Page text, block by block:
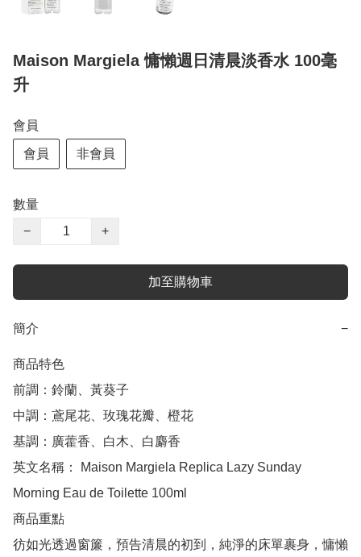
Maison Margiela 慵懶週日清晨淡香水 100毫
升
會員
會員 非會員
數量
−
+
加至購物車
簡介 −
商品特色
前調：鈴蘭、黃葵子
中調：鳶尾花、玫瑰花瓣、橙花
基調：廣藿香、白木、白麝香
英文名稱： Maison Margiela Replica Lazy Sunday
Morning Eau de Toilette 100ml
商品重點
彷如光透過窗簾，預告清晨的初到，純淨的床單裹身，慵懶